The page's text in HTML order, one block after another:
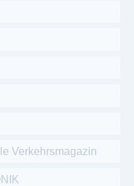
Verkehrsmagazin